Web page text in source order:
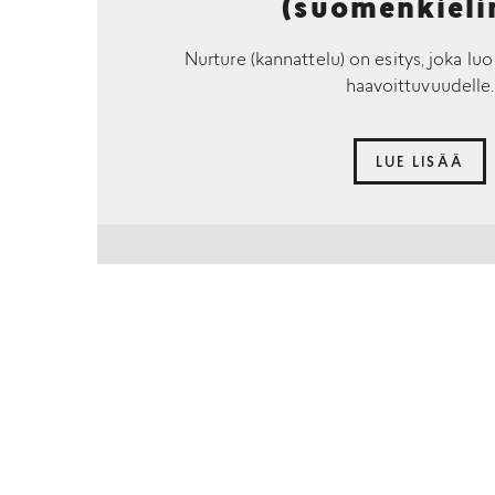
Nurture (kannattelu) on esitys, joka
haavoittuvuudelle.
LUE LISÄÄ